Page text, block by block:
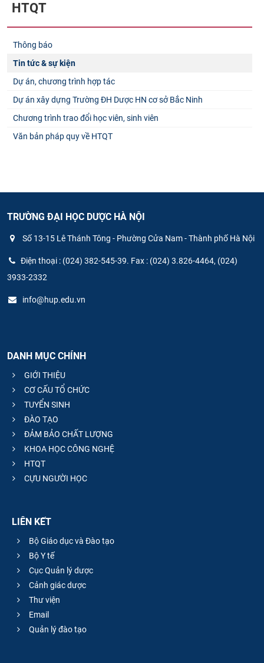
HTQT
Thông báo
Tin tức & sự kiện
Dự án, chương trình hợp tác
Dự án xây dựng Trường ĐH Dược HN cơ sở Bắc Ninh
Chương trình trao đổi học viên, sinh viên
Văn bản pháp quy về HTQT
TRƯỜNG ĐẠI HỌC DƯỢC HÀ NỘI
Số 13-15 Lê Thánh Tông - Phường Cửa Nam - Thành phố Hà Nội
Điện thoại : (024) 382-545-39. Fax : (024) 3.826-4464, (024)
3933-2332
info@hup.edu.vn
DANH MỤC CHÍNH
GIỚI THIỆU
CƠ CẤU TỔ CHỨC
TUYỂN SINH
ĐÀO TẠO
ĐẢM BẢO CHẤT LƯỢNG
KHOA HỌC CÔNG NGHỆ
HTQT
CỰU NGƯỜI HỌC
LIÊN KẾT
Bộ Giáo dục và Đào tạo
Bộ Y tế
Cục Quản lý dược
Cảnh giác dược
Thư viện
Email
Quản lý đào tạo